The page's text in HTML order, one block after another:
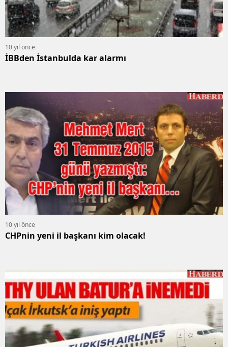
10 yıl önce
İBBden İstanbulda kar alarmı
10 yıl önce
CHPnin yeni il başkanı kim olacak!